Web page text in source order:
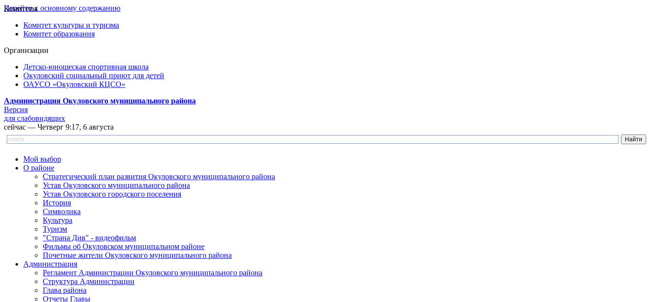
Перейти к основному содержанию
Комитеты
Комитет культуры и туризма
Комитет образования
Организации
Детско-юношеская спортивная школа
Окуловский социальный приют для детей
ОАУСО «Окуловский КЦСО»
Администрация Окуловского муниципального района
Версия
для слабовидящих
сейчас — Четверг 9:17, 6 августа
Мой выбор
О районе
Стратегический план развития Окуловского муниципального района
Устав Окуловского муниципального района
Устав Окуловского городского поселения
История
Символика
Культура
Туризм
"Страна Див" - видеофильм
Фильмы об Окуловском муниципальном районе
Почетные жители Окуловского муниципального района
Администрация
Регламент Администрации Окуловского муниципального района
Структура Администрации
Глава района
Отчеты Главы